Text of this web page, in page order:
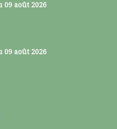
09 août 2026
09 août 2026